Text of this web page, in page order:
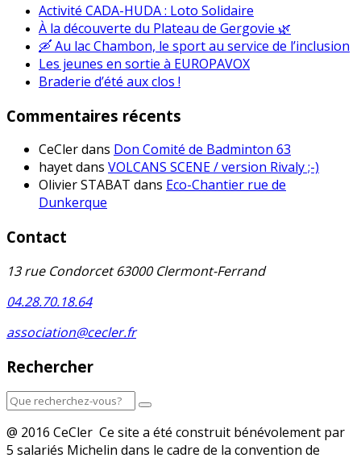
Activité CADA-HUDA : Loto Solidaire
À la découverte du Plateau de Gergovie 🌿
🛶 Au lac Chambon, le sport au service de l’inclusion
Les jeunes en sortie à EUROPAVOX
Braderie d’été aux clos !
Commentaires récents
CeClerdans Don Comité de Badminton 63
hayetdans VOLCANS SCENE / version Rivaly ;-)
Olivier STABAT dans Eco-Chantier rue de
Dunkerque
Contact
13 rue Condorcet 63000 Clermont-Ferrand
04.28.70.18.64
association@cecler.fr
Rechercher
@ 2016 CeCler Ce site a été construit bénévolement par
5 salariés Michelin dans le cadre de la convention de